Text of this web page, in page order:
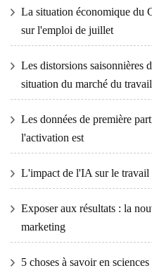
La situation économique du
sur l'emploi de juillet
Les distorsions saisonnières
situation du marché du
Les données de première
l'activation est
L'impact de l'IA sur le travail
Exposer aux résultats : la
marketing
5 choses à savoir en